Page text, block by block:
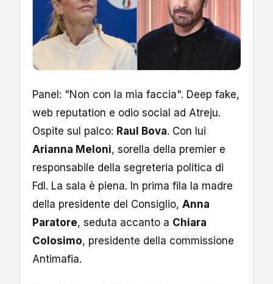
Panel: "Non con la mia faccia". Deep fake,
web reputation e odio social ad Atreju.
Ospite sul palco: Raul Bova. Con lui
Arianna Meloni, sorella della premier e
responsabile della segreteria politica di
FdI. La sala è piena. In prima fila la madre
della presidente del Consiglio, Anna
Paratore, seduta accanto a Chiara
Colosimo, presidente della commissione
Antimafia.